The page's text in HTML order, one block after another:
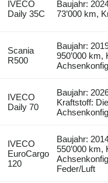
IVECO
Daily 35C
Baujahr:
73’000 km,
Scania
R500
Baujahr:
950’000 km,
IVECO
Daily 70
Baujahr:
Kraftstoff:
IVECO
EuroCargo
120
Baujahr:
550’000 km,
Feder/Luft